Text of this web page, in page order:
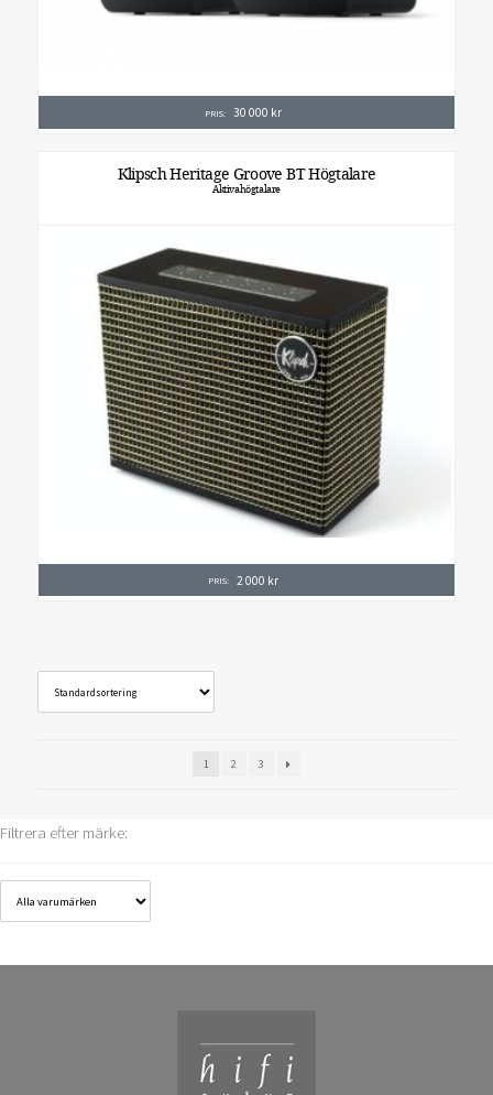
PRIS: 30 000 kr
Klipsch Heritage Groove BT Högtalare
Aktivahögtalare
PRIS: 2 000 kr
1 2 3
Filtrera efter märke: